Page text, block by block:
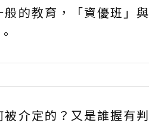
的教育，「資優班」與
被介定的？又是誰握有判